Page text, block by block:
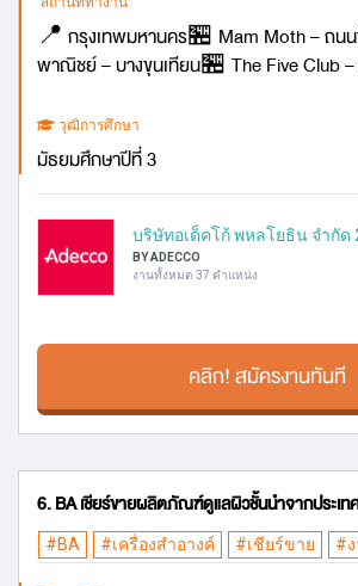
📍 กรุงเทพมหานคร🏪 Mam Moth – ถน
พาณิชย์ – บางขุนเทียน🏪 The Five Club
วุฒิการศึกษา
มัธยมศึกษาปีที่ 3
บริษัทอเด็คโก้ พหลโยธิน จำกัด
BY ADECCO
งานทั้งหมด 37 ตำแหน่ง
คลิก! สมัครงานทันที
6. BA เชียร์ขายผลิตภัณฑ์ดูแลผิวชั้นนำจากประเ
#BA #เครื่องสำอางค์ #เชียร์ขาย #